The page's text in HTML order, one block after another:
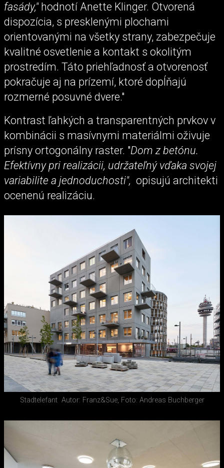
fasády," hodnotí Anette Klinger. Otvorená
dispozícia, s presklenými plochami
orientovanými na všetky strany, zabezpečuje
kvalitné osvetlenie a kontakt s okolitým
prostredím. Táto priehľadnosť a otvorenosť
pokračuje aj na prízemí, ktoré dopĺňajú
rozmerné posuvné dvere."
Kontrast ľahkých a transparentných prvkov v
kombinácii s masívnymi materiálmi oživuje
prísny ortogonálny raster. "Dom z betónu.
Efektívny pri realizácii, udržateľný vďaka svojej
variabilite a jednoduchosti", opisujú architekti
ocenenú realizáciu.
Stadtelefant Autor: Franz&Sue, Foto: Andreas Buchberger